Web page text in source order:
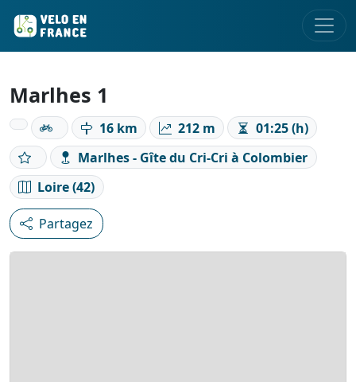
Marlhes 1
16 km 212 m
01:25 (h)
Marlhes - Gîte du Cri-Cri à Colombier
Loire (42)
Partagez